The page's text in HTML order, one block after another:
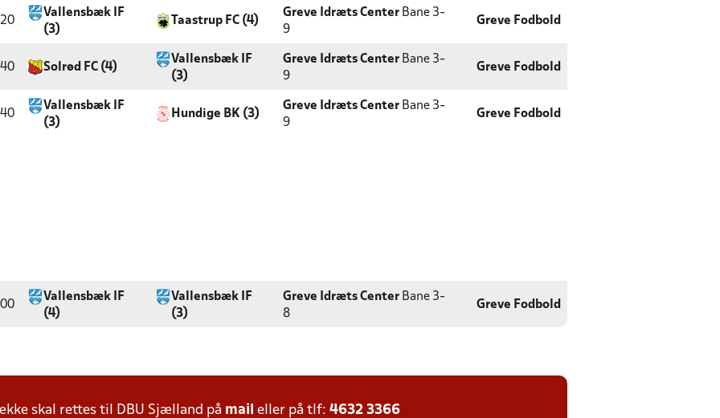
Vallensbæk IF
(3)
Taastrup FC (4)
Greve Idræts Center Bane 3-
9
Greve Fodbold
Solrød FC (4)
Vallensbæk IF
(3)
Greve Idræts Center Bane 3-
9
Greve Fodbold
Vallensbæk IF
(3)
Hundige BK (3)
Greve Idræts Center Bane 3-
9
Greve Fodbold
Vallensbæk IF
(4)
Vallensbæk IF
(3)
Greve Idræts Center Bane 3-
8
Greve Fodbold
skal rettes til DBU Sjælland på mail eller på tlf: 4632 3366